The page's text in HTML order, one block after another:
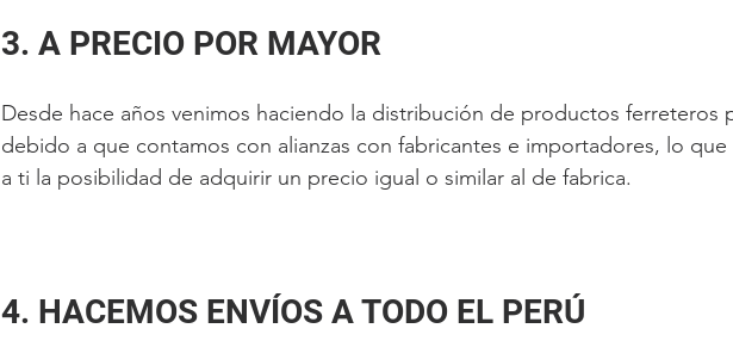
3. A PRECIO POR MAYOR
Desde hace años venimos haciendo la distribución de productos ferreteros
debido a que contamos con alianzas con fabricantes e importadores, lo
a ti la posibilidad de adquirir un precio igual o similar al de fabrica.
4. HACEMOS ENVÍOS A TODO EL PERÚ